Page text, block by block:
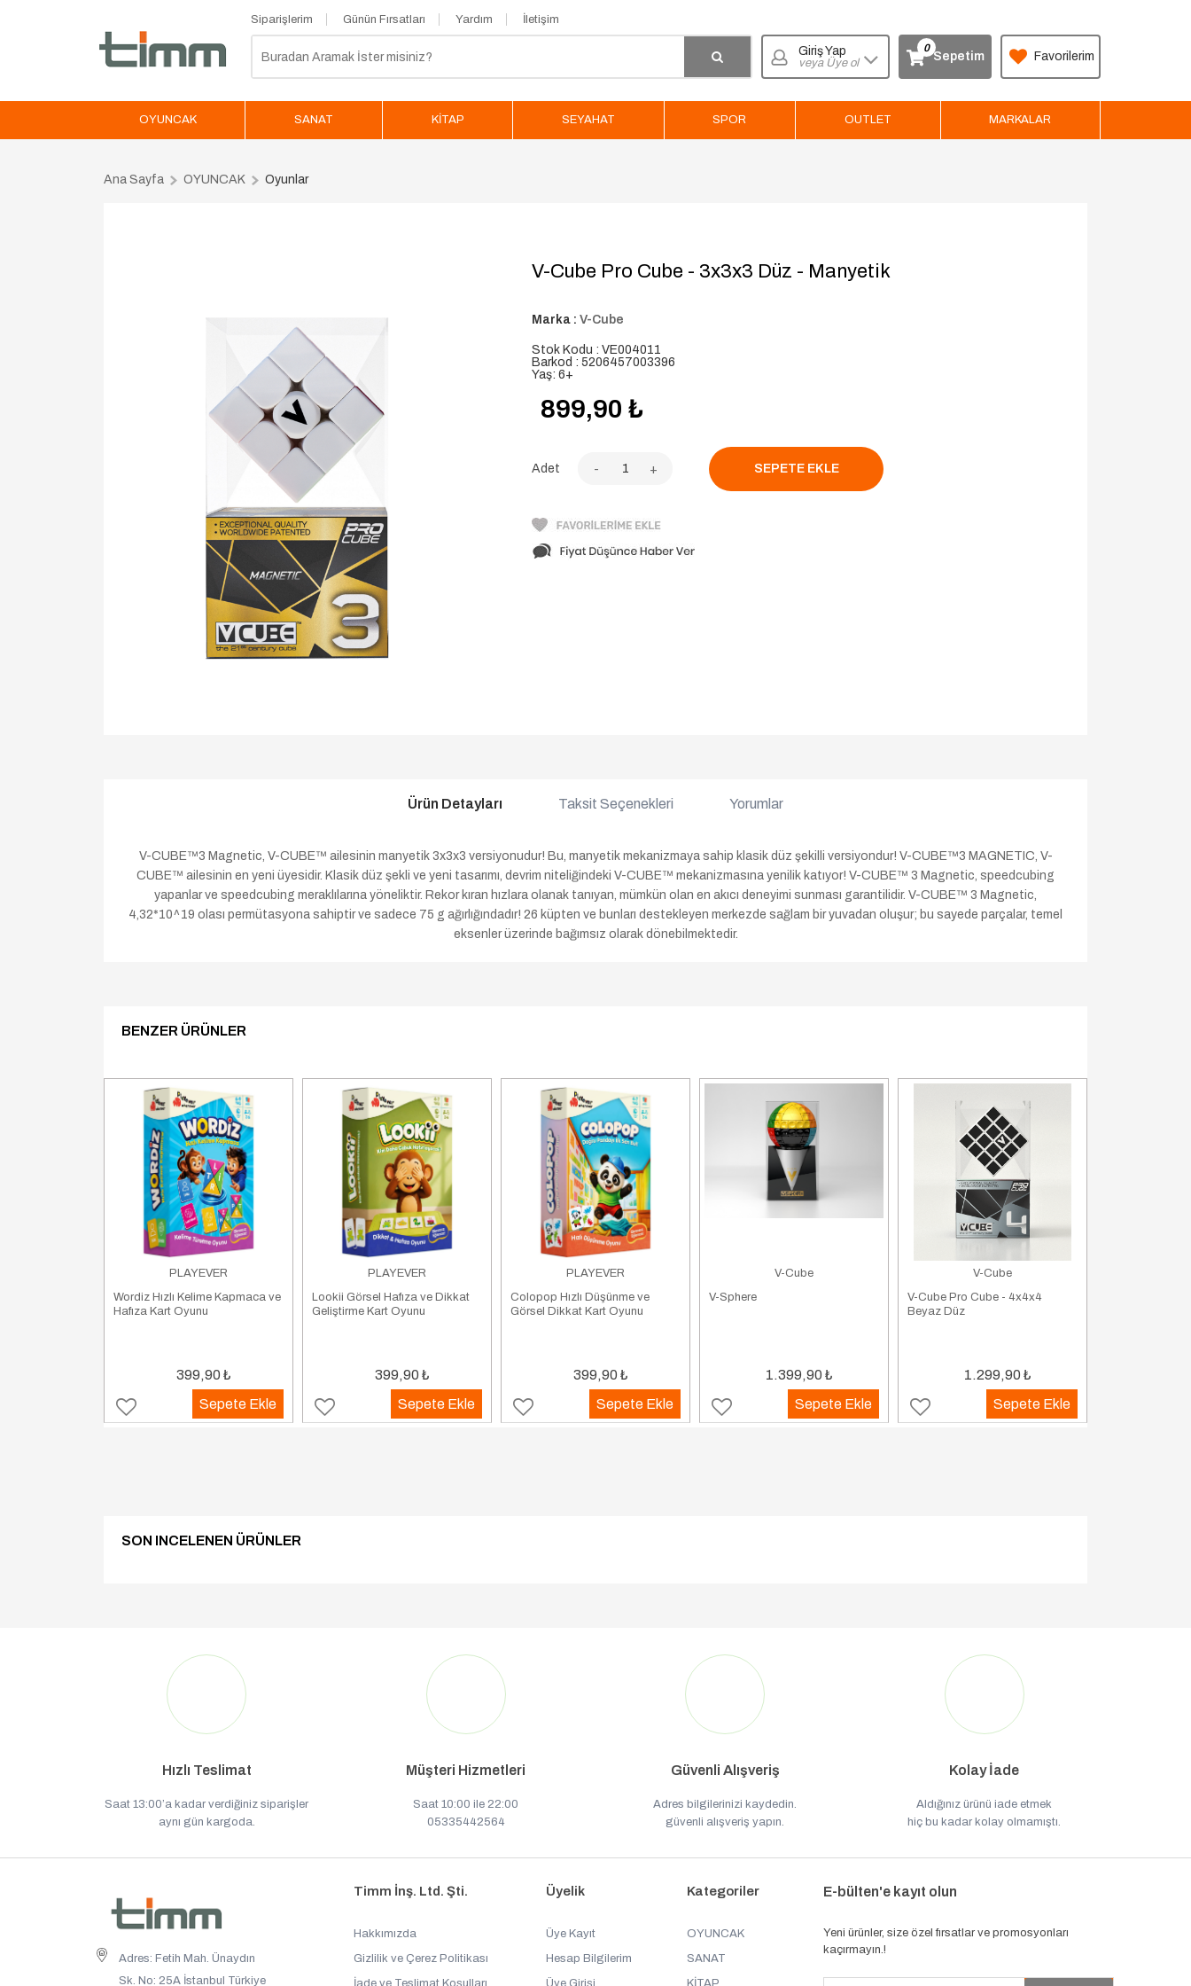
Siparişlerim Günün Fırsatları Yardım İletişim
Giriş Yap
veya Üye ol Sepetim
0
Favorilerim
OYUNCAK SANAT KİTAP SEYAHAT SPOR OUTLET MARKALAR
Ana Sayfa OYUNCAK Oyunlar
V-Cube Pro Cube - 3x3x3 Düz - Manyetik
Marka : V-Cube
Stok Kodu : VE004011
Barkod : 5206457003396
Yaş: 6+
899,90 ₺
Adet +
-
Ürün Detayları Taksit Seçenekleri Yorumlar
V-CUBE™3 Magnetic, V-CUBE™ ailesinin manyetik 3x3x3 versiyonudur! Bu, manyetik mekanizmaya sahip klasik düz şekilli versiyondur! V-CUBE™3 MAGNETIC, V-
CUBE™ ailesinin en yeni üyesidir. Klasik düz şekli ve yeni tasarımı, devrim niteliğindeki V-CUBE™ mekanizmasına yenilik katıyor! V-CUBE™ 3 Magnetic, speedcubing
yapanlar ve speedcubing meraklılarına yöneliktir. Rekor kıran hızlara olanak tanıyan, mümkün olan en akıcı deneyimi sunması garantilidir. V-CUBE™ 3 Magnetic,
4,32*10^19 olası permütasyona sahiptir ve sadece 75 g ağırlığındadır! 26 küpten ve bunları destekleyen merkezde sağlam bir yuvadan oluşur; bu sayede parçalar, temel
eksenler üzerinde bağımsız olarak dönebilmektedir.
BENZER ÜRÜNLER
PLAYEVER
Wordiz Hızlı Kelime Kapmaca ve
Hafıza Kart Oyunu
399,90 ₺
Sepete Ekle
PLAYEVER
Lookii Görsel Hafıza ve Dikkat
Geliştirme Kart Oyunu
399,90 ₺
Sepete Ekle
PLAYEVER
Colopop Hızlı Düşünme ve
Görsel Dikkat Kart Oyunu
399,90 ₺
Sepete Ekle
V-Cube
V-Sphere
1.399,90 ₺
Sepete Ekle
V-Cube
V-Cube Pro Cube - 4x4x4
Beyaz Düz
1.299,90 ₺
Sepete Ekle
SON INCELENEN ÜRÜNLER
Hızlı Teslimat
Saat 13:00’a kadar verdiğiniz siparişler
aynı gün kargoda.
Müşteri Hizmetleri
Saat 10:00 ile 22:00
05335442564
Güvenli Alışveriş
Adres bilgilerinizi kaydedin.
güvenli alışveriş yapın.
Kolay İade
Aldığınız ürünü iade etmek
hiç bu kadar kolay olmamıştı.
Adres: Fetih Mah. Ünaydın
Sk. No: 25A İstanbul Türkiye
Timm İnş. Ltd. Şti.
Hakkımızda
Gizlilik ve Çerez Politikası
İade ve Teslimat Koşulları
Üyelik
Üye Kayıt
Hesap Bilgilerim
Üye Girişi
Kategoriler
OYUNCAK
SANAT
KİTAP
E-bülten'e kayıt olun
Yeni ürünler, size özel fırsatlar ve promosyonları
kaçırmayın.!